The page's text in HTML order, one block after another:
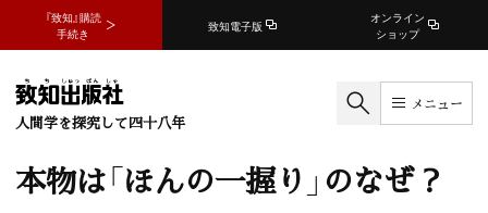
『致知』購読
手続き
致知電子版
オンライン
ショップ
人間学を探究して四十八年
メニュー
本物は「ほんの一握り」のなぜ？